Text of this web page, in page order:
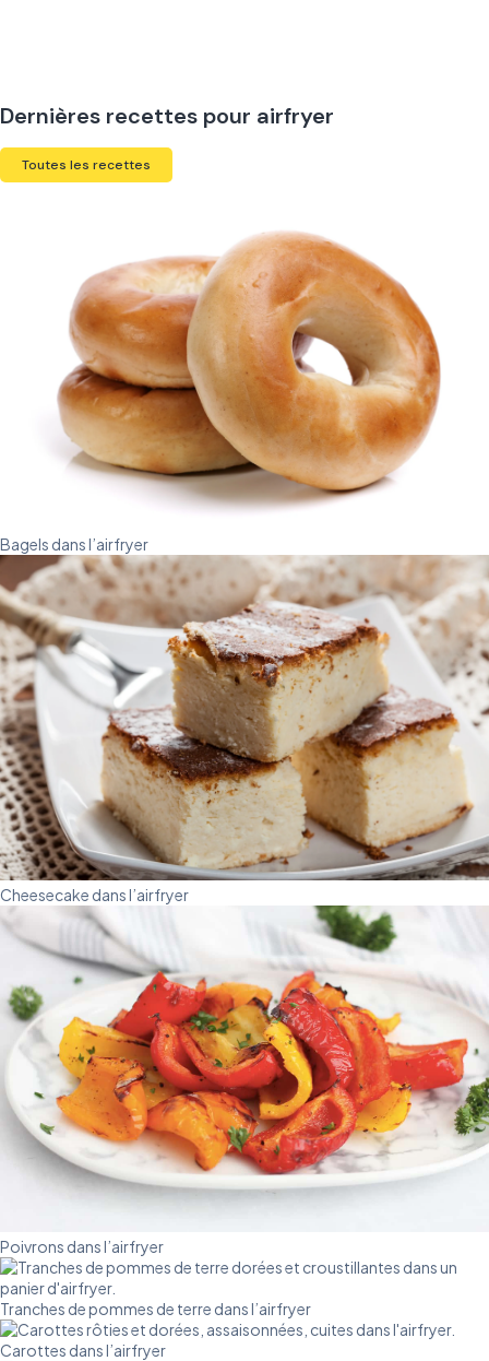
Dernières recettes pour airfryer
Toutes les recettes
Bagels dans l’airfryer
Cheesecake dans l’airfryer
Poivrons dans l’airfryer
Tranches de pommes de terre dans l’airfryer
Carottes dans l’airfryer